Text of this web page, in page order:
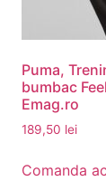
Puma,
bumbac
Emag.ro
189,50 lei
Comanda